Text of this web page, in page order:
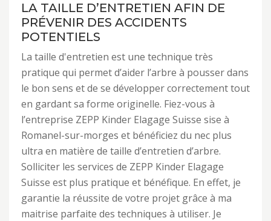
LA TAILLE D’ENTRETIEN AFIN DE
PRÉVENIR DES ACCIDENTS
POTENTIELS
La taille d'entretien est une technique très
pratique qui permet d’aider l’arbre à pousser dans
le bon sens et de se développer correctement tout
en gardant sa forme originelle. Fiez-vous à
l’entreprise ZEPP Kinder Elagage Suisse sise à
Romanel-sur-morges et bénéficiez du nec plus
ultra en matière de taille d’entretien d’arbre.
Solliciter les services de ZEPP Kinder Elagage
Suisse est plus pratique et bénéfique. En effet, je
garantie la réussite de votre projet grâce à ma
maitrise parfaite des techniques à utiliser. Je